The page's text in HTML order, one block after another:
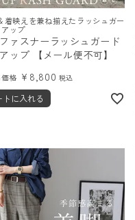
着映えを兼ね揃えたラッシュガー
アップ
ァスナーラッシュガード
ップ 【メール便不可】
格 ¥ 8,800 税込
トに入れる